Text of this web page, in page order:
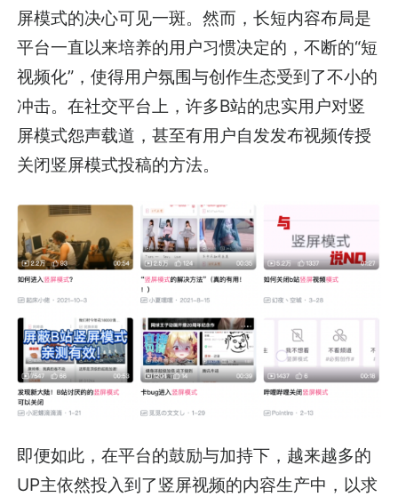
屏模式的决心可见一斑。然而，长短内容布局是
平台一直以来培养的用户习惯决定的，不断的“短
视频化”，使得用户氛围与创作生态受到了不小的
冲击。在社交平台上，许多B站的忠实用户对竖
屏模式怨声载道，甚至有用户自发发布视频传授
关闭竖屏模式投稿的方法。
即便如此，在平台的鼓励与加持下，越来越多的
UP主依然投入到了竖屏视频的内容生产中，以求